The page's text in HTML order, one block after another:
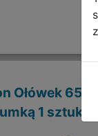
Ołówek 655
1 sztuka